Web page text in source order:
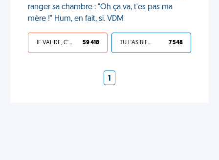
ranger sa chambre : "Oh ça va, t'es pas ma
mère !" Hum, en fait, si. VDM
JE VALIDE, C'EST UNE VDM 59 418 TU L'AS BIEN MÉRITÉ 7 548
1